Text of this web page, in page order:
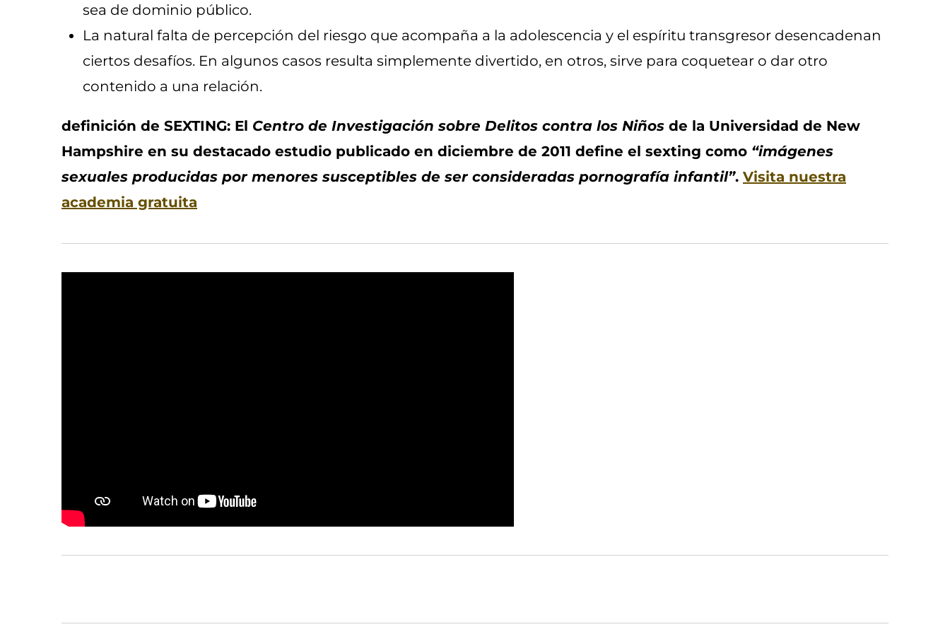
sea de dominio público.
La natural falta de percepción del riesgo que acompaña a la adolescencia y el espíritu transgresor desencadenan
ciertos desafíos. En algunos casos resulta simplemente divertido, en otros, sirve para coquetear o dar otro
contenido a una relación.
definición de SEXTING: El Centro de Investigación sobre Delitos contra los Niños de la Universidad de New
Hampshire en su destacado estudio publicado en diciembre de 2011 define el sexting como “imágenes
sexuales producidas por menores susceptibles de ser consideradas pornografía infantil”. Visita nuestra
academia gratuita